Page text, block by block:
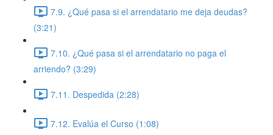
7.9. ¿Qué pasa si el arrendatario me deja deudas?
(3:21)
7.10. ¿Qué pasa si el arrendatario no paga el
arriendo? (3:29)
7.11. Despedida (2:28)
7.12. Evalúa el Curso (1:08)